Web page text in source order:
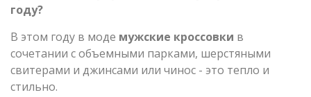
году?
В этом году в моде мужские кроссовки в
сочетании с объемными парками, шерстяными
свитерами и джинсами или чинос - это тепло и
стильно.